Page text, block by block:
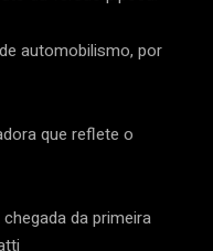
automobilismo, por
que reflete o
da primeira